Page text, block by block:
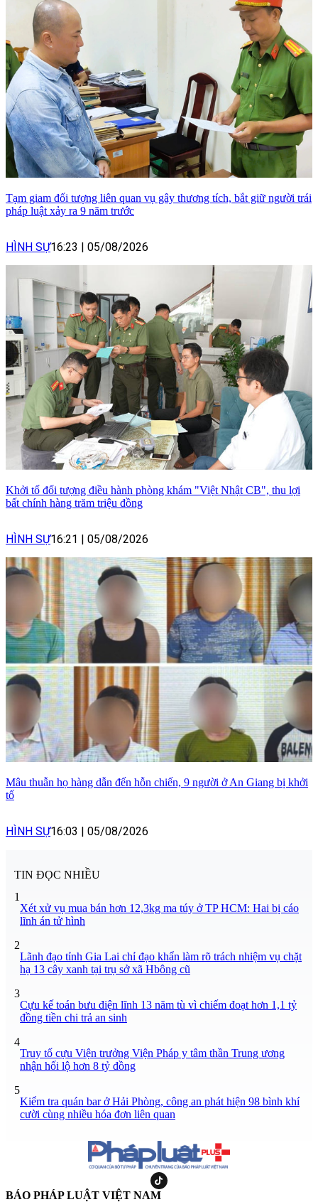
Tạm giam đối tượng liên quan vụ gây thương tích, bắt giữ người trái
pháp luật xảy ra 9 năm trước
HÌNH SỰ16:23 05/08/2026
Khởi tố đối tượng điều hành phòng khám "Việt Nhật CB", thu lợi
bất chính hàng trăm triệu đồng
HÌNH SỰ16:21 05/08/2026
Mâu thuẫn họ hàng dẫn đến hỗn chiến, 9 người ở An Giang bị khởi
tố
HÌNH SỰ16:03 05/08/2026
TIN ĐỌC NHIỀU
1
Xét xử vụ mua bán hơn 12,3kg ma túy ở TP HCM: Hai bị cáo
lĩnh án tử hình
2
Lãnh đạo tỉnh Gia Lai chỉ đạo khẩn làm rõ trách nhiệm vụ chặt
hạ 13 cây xanh tại trụ sở xã Hbông cũ
3
Cựu kế toán bưu điện lĩnh 13 năm tù vì chiếm đoạt hơn 1,1 tỷ
đồng tiền chi trả an sinh
4
Truy tố cựu Viện trưởng Viện Pháp y tâm thần Trung ương
nhận hối lộ hơn 8 tỷ đồng
5
Kiểm tra quán bar ở Hải Phòng, công an phát hiện 98 bình khí
cười cùng nhiều hóa đơn liên quan
BÁO PHÁP LUẬT VIỆT NAM